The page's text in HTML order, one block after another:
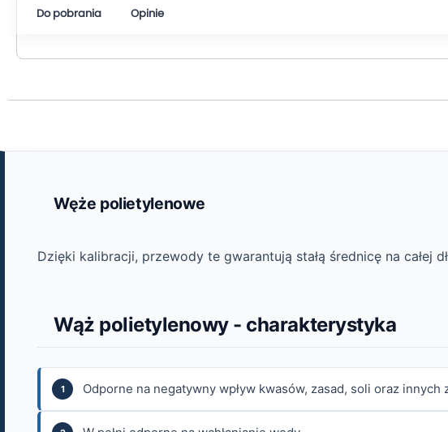
Do pobrania Opinie
Węże polietylenowe
Dzięki kalibracji, przewody te gwarantują stałą średnicę na całej
Wąż polietylenowy - charakterystyka
Odporne na negatywny wpływ kwasów, zasad, soli oraz